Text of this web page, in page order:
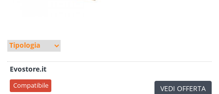
Evostore.it
Compatibile VEDI OFFERTA